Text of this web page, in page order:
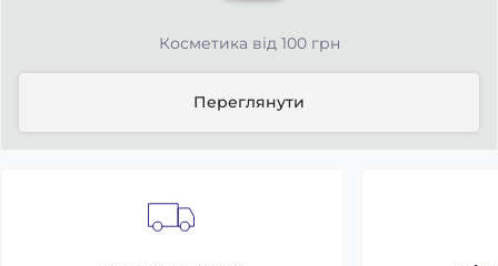
Косметика від 100 грн
Переглянути